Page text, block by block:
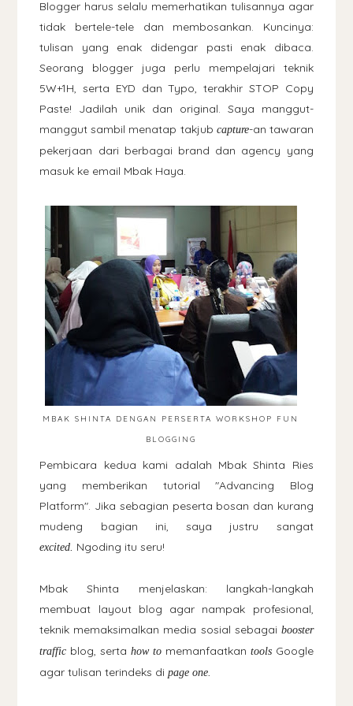
Blogger harus selalu memerhatikan tulisannya agar
tidak bertele-tele dan membosankan. Kuncinya:
tulisan yang enak didengar pasti enak dibaca.
Seorang blogger juga perlu mempelajari teknik
5W+1H, serta EYD dan Typo, terakhir STOP Copy
Paste! Jadilah unik dan original. Saya manggut-
manggut sambil menatap takjub capture-an tawaran
pekerjaan dari berbagai brand dan agency yang
masuk ke email Mbak Haya.
MBAK SHINTA DENGAN PERSERTA WORKSHOP FUN
BLOGGING
Pembicara kedua kami adalah Mbak Shinta Ries
yang memberikan tutorial "Advancing Blog
Platform". Jika sebagian peserta bosan dan kurang
mudeng bagian ini, saya justru sangat
excited. Ngoding itu seru!
Mbak Shinta menjelaskan: langkah-langkah
membuat layout blog agar nampak profesional,
teknik memaksimalkan media sosial sebagai booster
traffic blog, sertahow tomemanfaatkan toolsGoogle
agar tulisan terindeks dipage one.